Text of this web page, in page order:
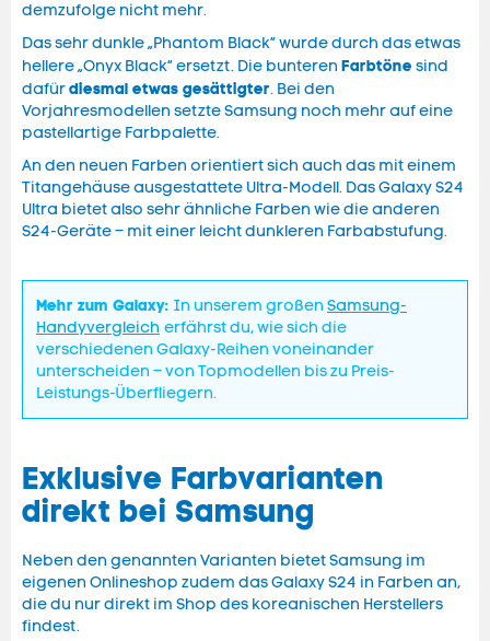
demzufolge nicht mehr.
Das sehr dunkle „Phantom Black“ wurde durch das etwas
hellere „Onyx Black“ ersetzt. Die bunteren Farbtöne sind
dafürdiesmal etwas gesättigter. Bei den
Vorjahresmodellen setzte Samsung noch mehr auf eine
pastellartige Farbpalette.
An den neuen Farben orientiert sich auch das mit einem
Titangehäuse ausgestattete Ultra-Modell. Das Galaxy S24
Ultra bietet also sehr ähnliche Farben wie die anderen
S24-Geräte – mit einer leicht dunkleren Farbabstufung.
Mehr zum Galaxy: In unserem großen Samsung-
Handyvergleich erfährst du, wie sich die
verschiedenen Galaxy-Reihen voneinander
unterscheiden – von Topmodellen bis zu Preis-
Leistungs-Überfliegern.
Exklusive Farbvarianten
direkt bei Samsung
Neben den genannten Varianten bietet Samsung im
eigenen Onlineshop zudem das Galaxy S24 in Farben an,
die du nur direkt im Shop des koreanischen Herstellers
findest.